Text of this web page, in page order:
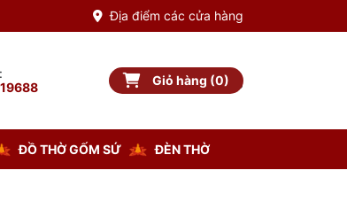
Giỏ hàng
Giỏ hàng (0)
ĐỒ THỜ GỐM SỨ ĐÈN THỜ
Địa điểm các cửa hàng